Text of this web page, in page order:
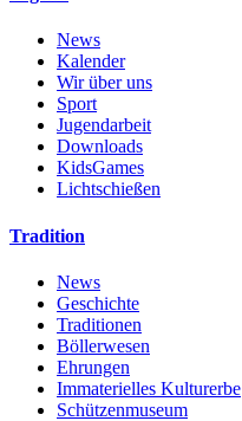
News
Kalender
Wir über uns
Sport
Jugendarbeit
Downloads
KidsGames
Lichtschießen
Tradition
News
Geschichte
Traditionen
Böllerwesen
Ehrungen
Immaterielles Kulturerbe
Schützenmuseum